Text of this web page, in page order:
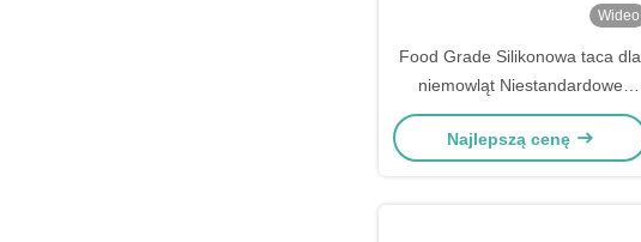
Wideo
Food Grade Silikonowa taca dla
niemowląt Niestandardowe
talerze i miski do karmienia PPA
PVC Free
Najlepszą cenę